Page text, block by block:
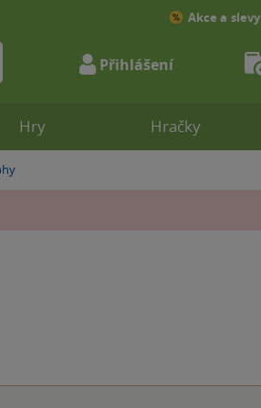
Hry Hračky
Akce a slevy
Přihlášení